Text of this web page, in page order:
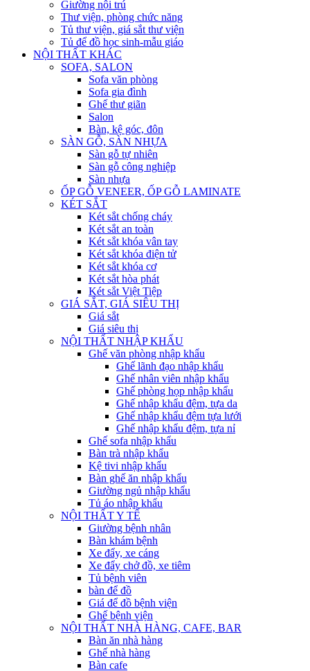
Giường nội trú
Thư viện, phòng chức năng
Tủ thư viện, giá sắt thư viện
Tủ để đồ học sinh-mẫu giáo
NỘI THẤT KHÁC
SOFA, SALON
Sofa văn phòng
Sofa gia đình
Ghế thư giãn
Salon
Bàn, kệ góc, đôn
SÀN GỖ, SÀN NHỰA
Sàn gỗ tự nhiên
Sàn gỗ công nghiệp
Sàn nhựa
ỐP GỖ VENEER, ỐP GỖ LAMINATE
KÉT SẮT
Két sắt chống cháy
Két sắt an toàn
Két sắt khóa vân tay
Két sắt khóa điện tử
Két sắt khóa cơ
Két sắt hòa phát
Két sắt Việt Tiệp
GIÁ SẮT, GIÁ SIÊU THỊ
Giá sắt
Giá siêu thị
NỘI THẤT NHẬP KHẨU
Ghế văn phòng nhập khẩu
Ghế lãnh đạo nhập khẩu
Ghế nhân viên nhập khẩu
Ghế phòng họp nhập khẩu
Ghế nhập khẩu đệm, tựa da
Ghế nhập khẩu đệm tựa lưới
Ghế nhập khẩu đệm, tựa nỉ
Ghế sofa nhập khẩu
Bàn trà nhập khẩu
Kệ tivi nhập khẩu
Bàn ghế ăn nhập khẩu
Giường ngủ nhập khẩu
Tủ áo nhập khẩu
NỘI THẤT Y TẾ
Giường bệnh nhân
Bàn khám bệnh
Xe đẩy, xe cáng
Xe đẩy chở đồ, xe tiêm
Tủ bệnh viên
bàn để đồ
Giá để đồ bệnh viện
Ghế bệnh viện
NỘI THẤT NHÀ HÀNG, CAFE, BAR
Bàn ăn nhà hàng
Ghế nhà hàng
Bàn cafe